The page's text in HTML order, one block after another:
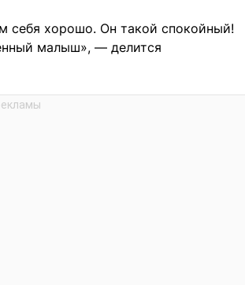
себя хорошо. Он такой спокойный!
малыш», — делится